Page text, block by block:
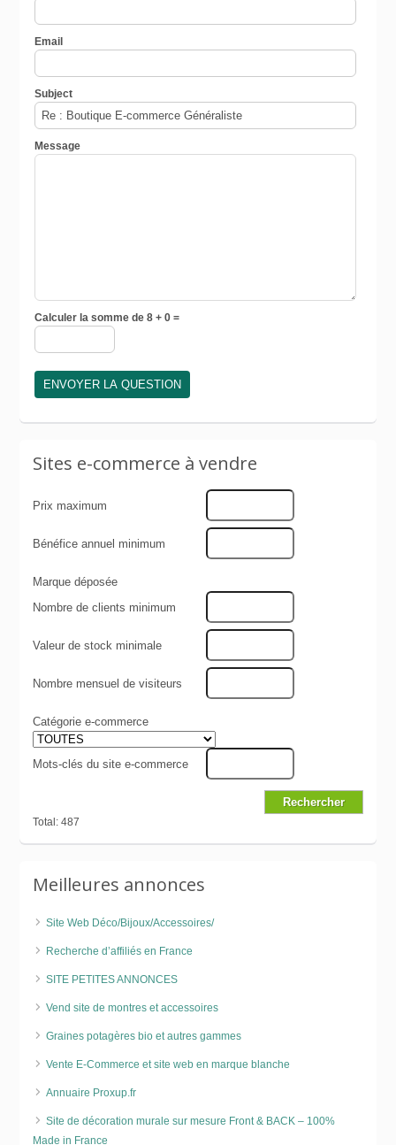
Email
Subject
Message
Calculer la somme de 8 + 0 =
Sites e-commerce à vendre
Prix maximum
Bénéfice annuel minimum
Marque déposée
Nombre de clients minimum
Valeur de stock minimale
Nombre mensuel de visiteurs
Catégorie e-commerce
Mots-clés du site e-commerce
Total: 487
Meilleures annonces
Site Web Déco/Bijoux/Accessoires/
Recherche d’affiliés en France
SITE PETITES ANNONCES
Vend site de montres et accessoires
Graines potagères bio et autres gammes
Vente E-Commerce et site web en marque blanche
Annuaire Proxup.fr
Site de décoration murale sur mesure Front & BACK – 100%
Made in France